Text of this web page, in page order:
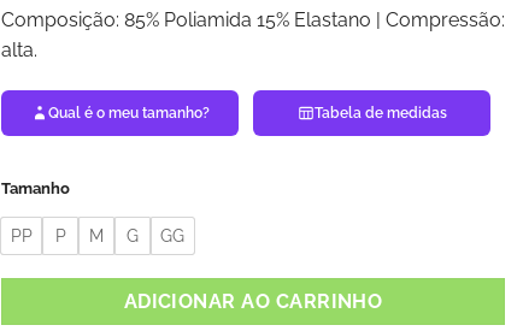
Composição: 85% Poliamida 15% Elastano | Compressão:
alta.
Qual é o meu tamanho? Tabela de medidas
Tamanho
PP P M G GG
ADICIONAR AO CARRINHO